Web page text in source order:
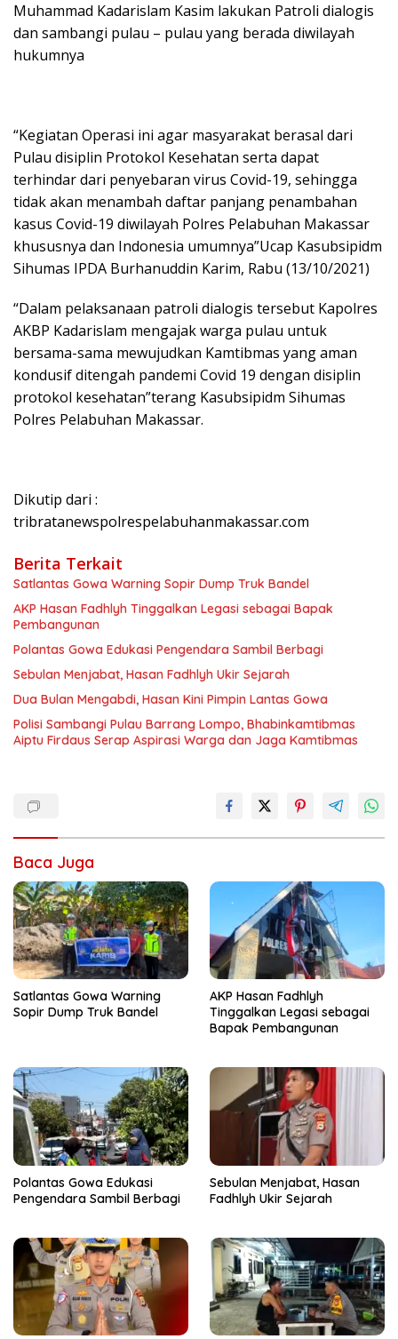
Muhammad Kadarislam Kasim lakukan Patroli dialogis
dan sambangi pulau – pulau yang berada diwilayah
hukumnya
“Kegiatan Operasi ini agar masyarakat berasal dari
Pulau disiplin Protokol Kesehatan serta dapat
terhindar dari penyebaran virus Covid-19, sehingga
tidak akan menambah daftar panjang penambahan
kasus Covid-19 diwilayah Polres Pelabuhan Makassar
khususnya dan Indonesia umumnya”Ucap Kasubsipidm
Sihumas IPDA Burhanuddin Karim, Rabu (13/10/2021)
“Dalam pelaksanaan patroli dialogis tersebut Kapolres
AKBP Kadarislam mengajak warga pulau untuk
bersama-sama mewujudkan Kamtibmas yang aman
kondusif ditengah pandemi Covid 19 dengan disiplin
protokol kesehatan”terang Kasubsipidm Sihumas
Polres Pelabuhan Makassar.
Dikutip dari :
tribratanewspolrespelabuhanmakassar.com
Berita Terkait
Satlantas Gowa Warning Sopir Dump Truk Bandel
AKP Hasan Fadhlyh Tinggalkan Legasi sebagai Bapak
Pembangunan
Polantas Gowa Edukasi Pengendara Sambil Berbagi
Sebulan Menjabat, Hasan Fadhlyh Ukir Sejarah
Dua Bulan Mengabdi, Hasan Kini Pimpin Lantas Gowa
Polisi Sambangi Pulau Barrang Lompo, Bhabinkamtibmas
Aiptu Firdaus Serap Aspirasi Warga dan Jaga Kamtibmas
Baca Juga
Satlantas Gowa Warning
Sopir Dump Truk Bandel
AKP Hasan Fadhlyh
Tinggalkan Legasi sebagai
Bapak Pembangunan
Polantas Gowa Edukasi
Pengendara Sambil Berbagi
Sebulan Menjabat, Hasan
Fadhlyh Ukir Sejarah